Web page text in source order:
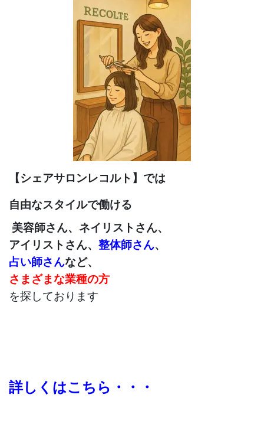
【シェアサロンレコルト】では
自由なスタイルで働ける
美容師さん、ネイリストさん、
アイリストさん、 整体師さん、
占い師さんなど、
さまざまな業種の方
を探しております
詳しくはこちら・・・